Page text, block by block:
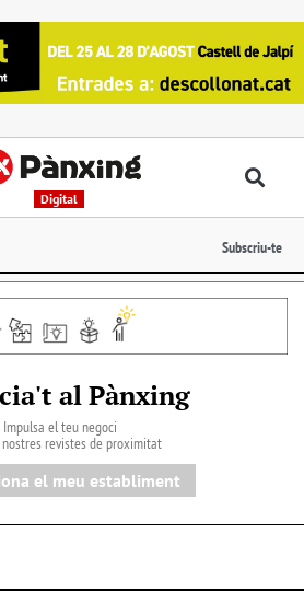
Digital
Subscriu-te
al Pànxing
Impulsa el teu negoci
revistes de proximitat
el meu establiment